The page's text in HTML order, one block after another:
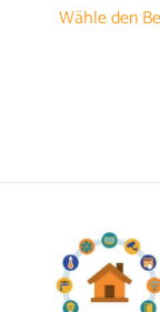
Wähle den